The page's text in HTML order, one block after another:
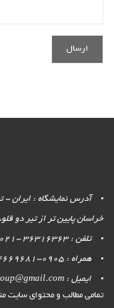
خراسان پایین تر از تیر دو
تلفن : 36316363 -021 , 36310360 -021
همراه : 0905-4669681
ایمیل : pars8group@gmail.com
تمامی مطالب و محتوای سایت